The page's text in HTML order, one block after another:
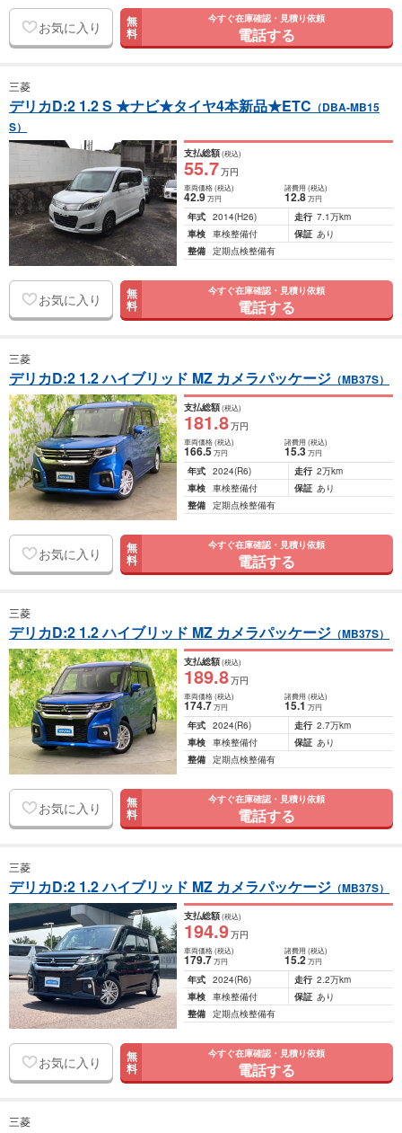
お気に入り 無
料
今すぐ在庫確認・見積り依頼
電話する
三菱
デリカD:2 1.2 S ★ナビ★タイヤ4本新品★ETC （DBA-MB15
S）
支払総額(税込)
55.7万円
車両価格(税込)
42.9万円
諸費用 (税込)
12.8 万円
年式 2014(H26) 走行 7.1万km
車検 車検整備付 保証 あり
整備 定期点検整備有
お気に入り 無
料
今すぐ在庫確認・見積り依頼
電話する
三菱
デリカD:2 1.2 ハイブリッド MZ カメラパッケージ （MB37S）
支払総額(税込)
181.8万円
車両価格(税込)
166.5万円
諸費用 (税込)
15.3 万円
年式 2024(R6) 走行 2万km
車検 車検整備付 保証 あり
整備 定期点検整備有
お気に入り 無
料
今すぐ在庫確認・見積り依頼
電話する
三菱
デリカD:2 1.2 ハイブリッド MZ カメラパッケージ （MB37S）
支払総額(税込)
189.8万円
車両価格(税込)
174.7万円
諸費用 (税込)
15.1 万円
年式 2024(R6) 走行 2.7万km
車検 車検整備付 保証 あり
整備 定期点検整備有
お気に入り 無
料
今すぐ在庫確認・見積り依頼
電話する
三菱
デリカD:2 1.2 ハイブリッド MZ カメラパッケージ （MB37S）
支払総額(税込)
194.9万円
車両価格(税込)
179.7万円
諸費用 (税込)
15.2 万円
年式 2024(R6) 走行 2.2万km
車検 車検整備付 保証 あり
整備 定期点検整備有
お気に入り 無
料
今すぐ在庫確認・見積り依頼
電話する
三菱